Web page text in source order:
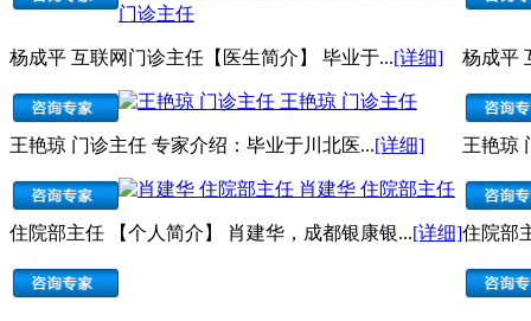
门诊主任
杨成平 互联网门诊主任【医生简介】 毕业于...[详细]
王艳琼 门诊主任
王艳琼 门诊主任 专家介绍：毕业于川北医...[详细]
肖建华 住院部主任
住院部主任 【个人简介】 肖建华，成都银康银...[详细]
杨成平
王艳琼
住院部